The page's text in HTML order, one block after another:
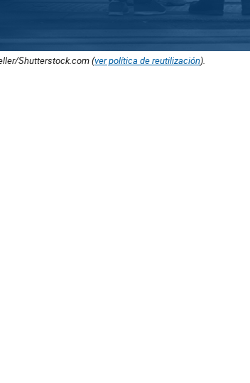
Shutterstock.com (ver política de reutilización).